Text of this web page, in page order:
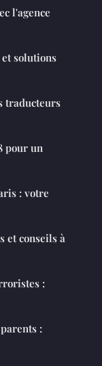
l'agence
solutions
traducteurs
pour un
: votre
et conseils à
:
: